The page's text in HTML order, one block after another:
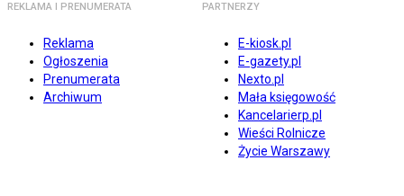
REKLAMA I PRENUMERATA
Reklama
Ogłoszenia
Prenumerata
Archiwum
PARTNERZY
E-kiosk.pl
E-gazety.pl
Nexto.pl
Mała księgowość
Kancelarierp.pl
Wieści Rolnicze
Życie Warszawy